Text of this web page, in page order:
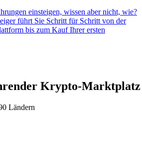
einsteigen, wissen aber nicht, wie?
führt Sie Schritt für Schritt von der
bis zum Kauf Ihrer ersten
Krypto-Marktplatz
Ländern